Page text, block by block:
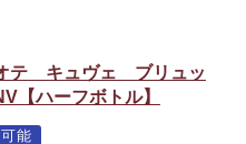
テ キュヴェ ブリュッ
【ハーフボトル】
能